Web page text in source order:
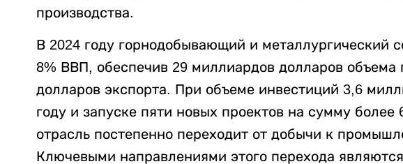
производства.
В 2024 году горнодобывающий и металлургический
8% ВВП, обеспечив 29 миллиардов долларов объема
долларов экспорта. При объеме инвестиций 3,6
году и запуске пяти новых проектов на сумму
отрасль постепенно переходит от добычи к
Ключевыми направлениями этого перехода